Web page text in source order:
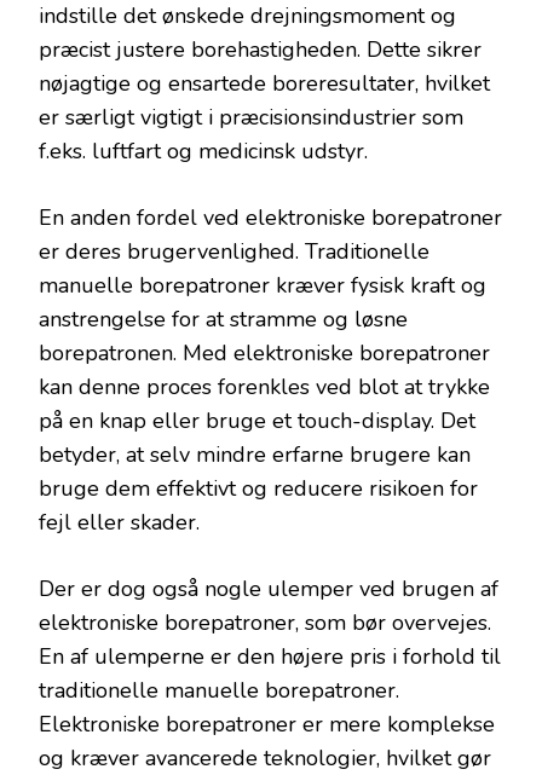
indstille det ønskede drejningsmoment og
præcist justere borehastigheden. Dette sikrer
nøjagtige og ensartede boreresultater, hvilket
er særligt vigtigt i præcisionsindustrier som
f.eks. luftfart og medicinsk udstyr.
En anden fordel ved elektroniske borepatroner
er deres brugervenlighed. Traditionelle
manuelle borepatroner kræver fysisk kraft og
anstrengelse for at stramme og løsne
borepatronen. Med elektroniske borepatroner
kan denne proces forenkles ved blot at trykke
på en knap eller bruge et touch-display. Det
betyder, at selv mindre erfarne brugere kan
bruge dem effektivt og reducere risikoen for
fejl eller skader.
Der er dog også nogle ulemper ved brugen af
elektroniske borepatroner, som bør overvejes.
En af ulemperne er den højere pris i forhold til
traditionelle manuelle borepatroner.
Elektroniske borepatroner er mere komplekse
og kræver avancerede teknologier, hvilket gør